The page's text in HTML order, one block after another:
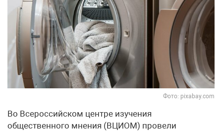
Фото: pixabay.com
Во Всероссийском центре изучения
общественного мнения (ВЦИОМ) провели